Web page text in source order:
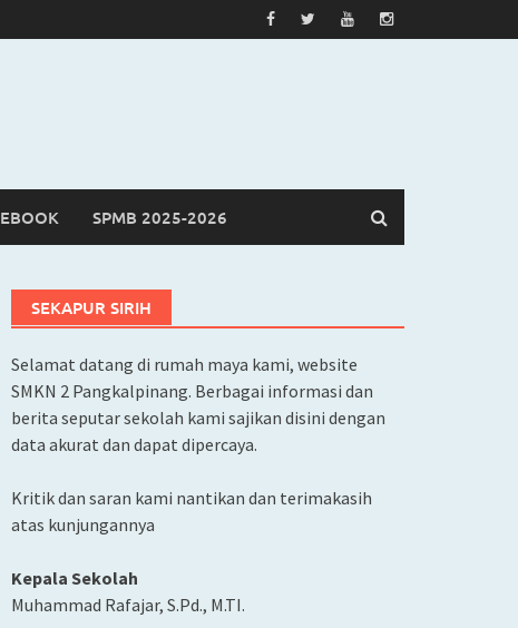
EBOOK SPMB 2025-2026
SEKAPUR SIRIH
Selamat datang di rumah maya kami, website
SMKN 2 Pangkalpinang. Berbagai informasi dan
berita seputar sekolah kami sajikan disini dengan
data akurat dan dapat dipercaya.
Kritik dan saran kami nantikan dan terimakasih
atas kunjungannya
Kepala Sekolah
Muhammad Rafajar, S.Pd., M.TI.